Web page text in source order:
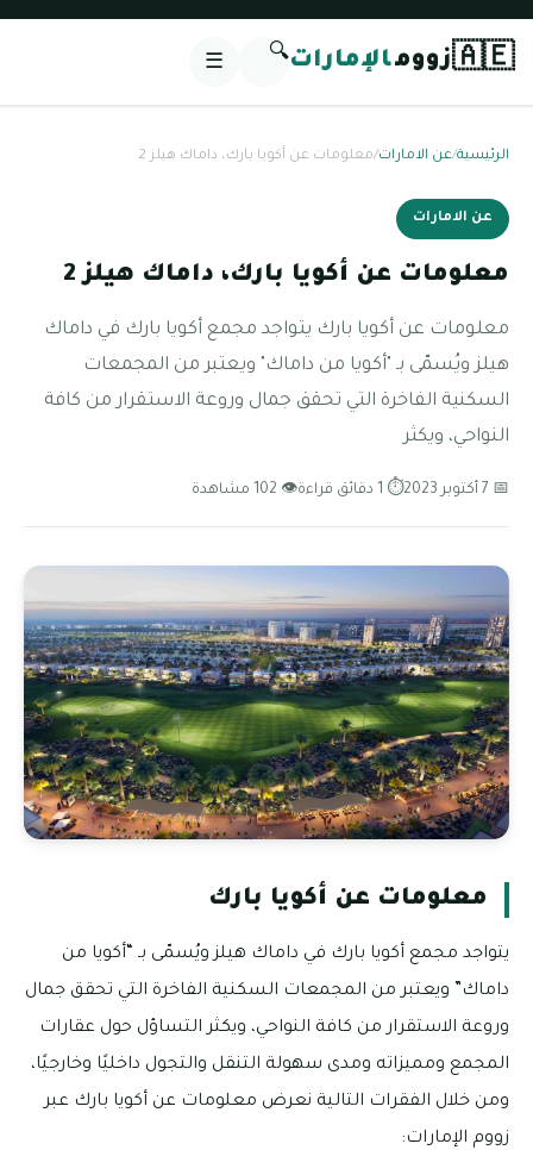
🇦🇪زوومالإمارات🔍
☰
الرئيسية/عن الامارات/معلومات عن أكويا بارك، داماك هيلز 2
عن الامارات
معلومات عن أكويا بارك، داماك هيلز 2
معلومات عن أكويا بارك يتواجد مجمع أكويا بارك في داماك
هيلز ويُسمّى بـ "أكويا من داماك" ويعتبر من المجمعات
السكنية الفاخرة التي تحقق جمال وروعة الاستقرار من كافة
النواحي، ويكثر
📅 7 أكتوبر 2023 ⏱ 1 دقائق قراءة 👁 102 مشاهدة
معلومات عن أكويا بارك
يتواجد مجمع أكويا بارك في داماك هيلز ويُسمّى بـ “أكويا من
داماك” ويعتبر من المجمعات السكنية الفاخرة التي تحقق جمال
وروعة الاستقرار من كافة النواحي، ويكثر التساؤل حول عقارات
المجمع ومميزاته ومدى سهولة التنقل والتجول داخليًا وخارجيًا،
ومن خلال الفقرات التالية نعرض معلومات عن أكويا بارك عبر
زووم الإمارات: